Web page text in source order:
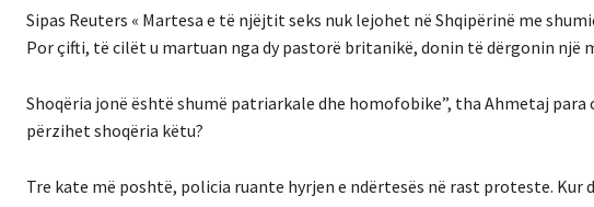
Sipas Reuters « Martesa e të njëjtit seks nuk lejohet në Shqipërinë me
Por çifti, të cilët u martuan nga dy pastorë britanikë, donin të dërgonin një
Shoqëria jonë është shumë patriarkale dhe homofobike”, tha Ahmetaj para
përzihet shoqëria këtu?
Tre kate më poshtë, policia ruante hyrjen e ndërtesës në rast proteste.